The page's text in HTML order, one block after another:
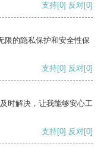
支持[0] 反对[0]
限的隐私保护和安全性保
支持[0] 反对[0]
时解决，让我能够安心工
支持[0] 反对[0]